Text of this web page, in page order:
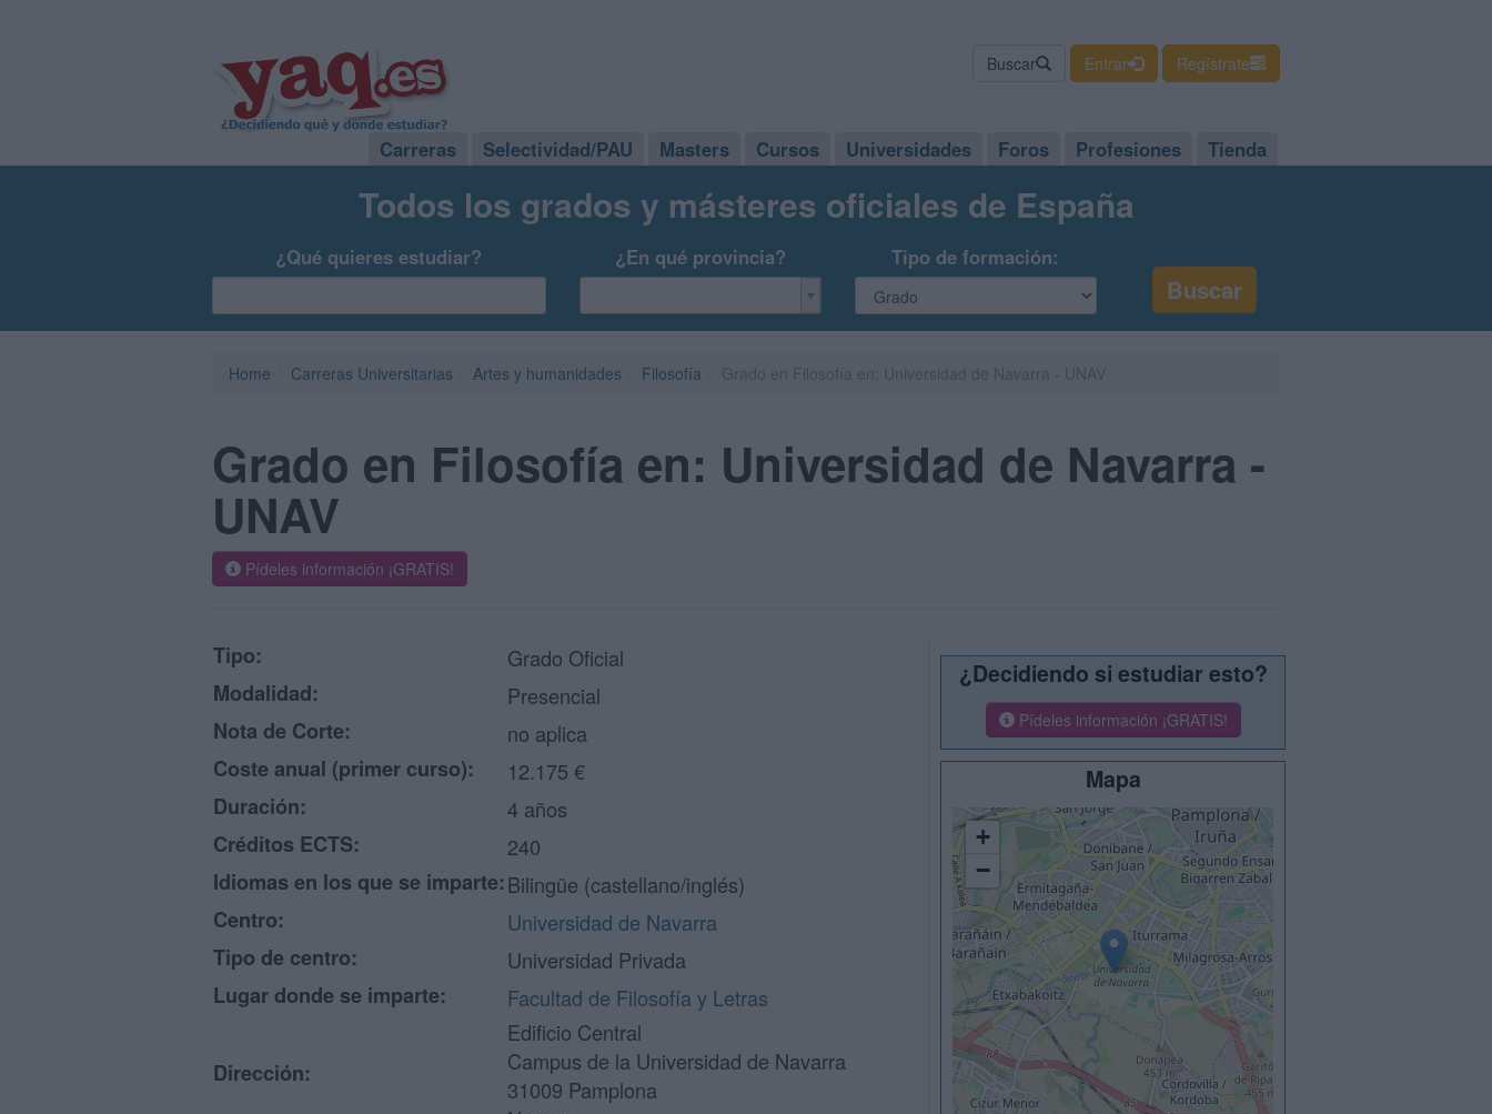
Buscar Entrar Regístrate
Carreras Selectividad/PAU Masters Cursos Universidades Foros Profesiones Tienda
Todos los grados y másteres oficiales de España
¿Qué quieres estudiar? ¿En qué provincia? Tipo de formación:
Home Carreras Universitarias Artes y humanidades Filosofía
Grado en Filosofía en: Universidad de Navarra -
UNAV
Pídeles información ¡GRATIS!
Tipo:
Grado Oficial
Modalidad:
Presencial
Nota de Corte:
no aplica
Coste anual (primer curso):
12.175 €
Duración:
4 años
Créditos ECTS:
240
Idiomas en los que se imparte:Bilingüe (castellano/inglés)
Centro:
Universidad de Navarra
Tipo de centro:
Universidad Privada
Lugar donde se imparte:
Facultad de Filosofía y Letras
Dirección:
Edificio Central
Campus de la Universidad de Navarra
31009 Pamplona
¿Decidiendo si estudiar esto?
Pídeles información ¡GRATIS!
Mapa
+
−